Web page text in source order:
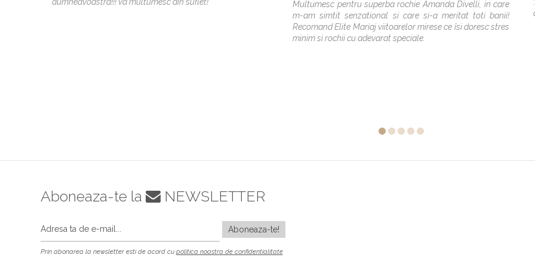
Multumesc pentru superba rochie Amanda Divelli, in care
m-am simtit senzational si care si-a meritat toti banii!
Recomand Elite Mariaj viitoarelor mirese ce îsi doresc stres
minim si rochii cu adevarat speciale.
Aboneaza-te la NEWSLETTER
Prin abonarea la newsletter esti de acord cu politica noastra de confidentialitate